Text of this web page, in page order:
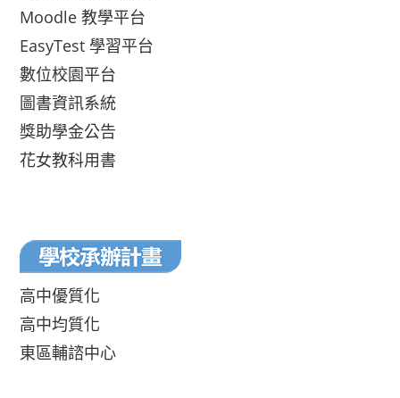
Moodle 教學平台
EasyTest 學習平台
數位校園平台
圖書資訊系統
獎助學金公告
花女教科用書
高中優質化
高中均質化
東區輔諮中心